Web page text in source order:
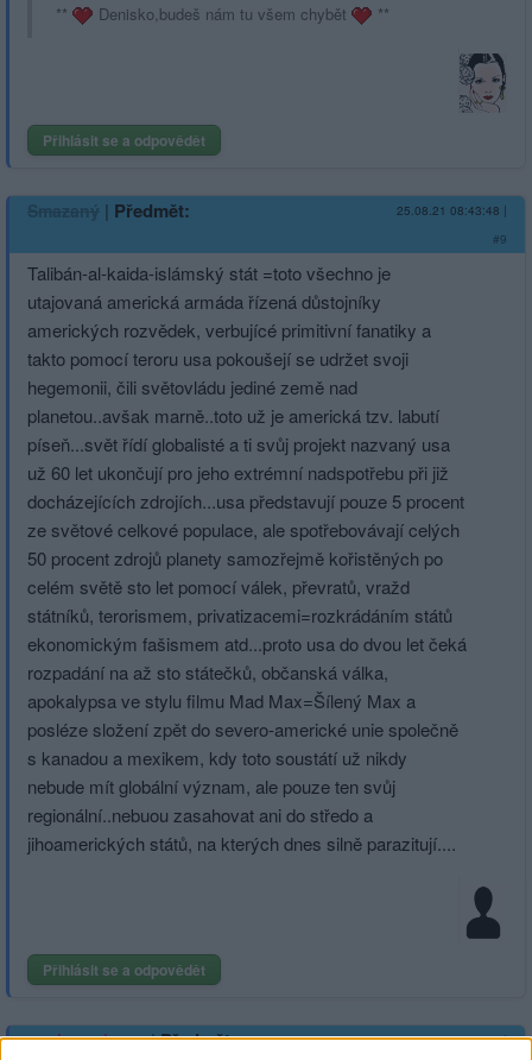
** Denisko,budeš nám tu všem chybět **
Přihlásit se a odpovědět
Smazaný | Předmět: 25.08.21 08:43:48 |
#9
Talibán-al-kaida-islámský stát =toto všechno je
utajovaná americká armáda řízená důstojníky
amerických rozvědek, verbujícé primitivní fanatiky a
takto pomocí teroru usa pokoušejí se udržet svoji
hegemonii, čili světovládu jediné země nad
planetou..avšak marně..toto už je americká tzv. labutí
píseň...svět řídí globalisté a ti svůj projekt nazvaný usa
už 60 let ukončují pro jeho extrémní nadspotřebu při již
docházejících zdrojích...usa představují pouze 5 procent
ze světové celkové populace, ale spotřebovávají celých
50 procent zdrojů planety samozřejmě kořistěných po
celém světě sto let pomocí válek, převratů, vražd
státníků, terorismem, privatizacemi=roz­krádáním států
ekonomickým fašismem atd...proto usa do dvou let čeká
rozpadání na až sto státečků, občanská válka,
apokalypsa ve stylu filmu Mad Max=Šílený Max a
posléze složení zpět do severo-americké unie společně
s kanadou a mexikem, kdy toto soustátí už nikdy
nebude mít globální význam, ale pouze ten svůj
regionální..nebuou zasahovat ani do středo a
jihoamerických států, na kterých dnes silně parazitují....
Přihlásit se a odpovědět
nevimzevim |Předmět: 04.04.20 19:27:53|